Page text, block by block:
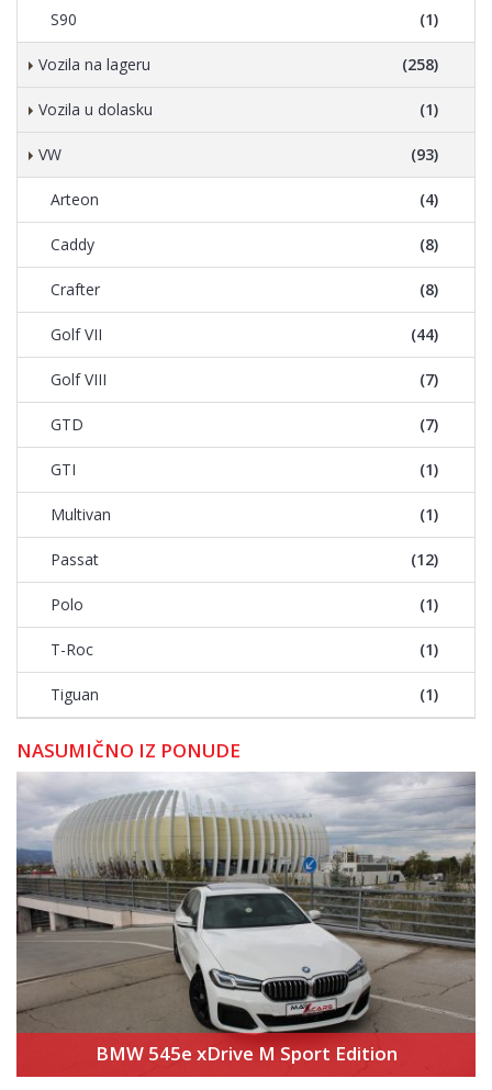
S90 (1)
Vozila na lageru (258)
Vozila u dolasku (1)
VW (93)
Arteon (4)
Caddy (8)
Crafter (8)
Golf VII (44)
Golf VIII (7)
GTD (7)
GTI (1)
Multivan (1)
Passat (12)
Polo (1)
T-Roc (1)
Tiguan (1)
NASUMIČNO IZ PONUDE
BMW 545e xDrive M Sport Edition